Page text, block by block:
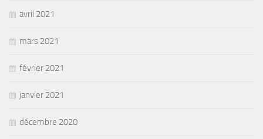
avril 2021
mars 2021
février 2021
janvier 2021
décembre 2020